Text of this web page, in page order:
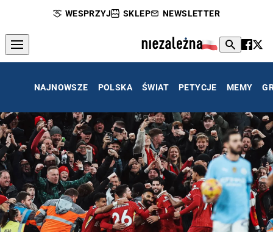
WESPRZYJ SKLEP NEWSLETTER
NAJNOWSZE POLSKA ŚWIAT PETYCJE MEMY